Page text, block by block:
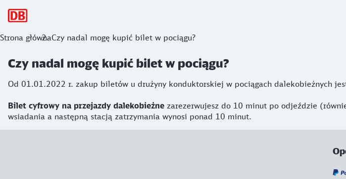
Strona głównaCzy nadal mogę kupić bilet w pociągu?
Czy nadal mogę kupić bilet w pociągu?
Od 01.01.2022 r. zakup biletów u drużyny konduktorskiej w pociągach dalekobieżnych
Bilet cyfrowy na przejazdy dalekobieżne zarezerwujesz do 10 minut po odjeździe
wsiadania a następną stacją zatrzymania wynosi ponad 10 minut.